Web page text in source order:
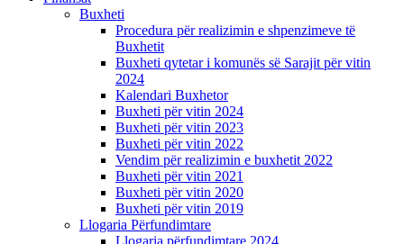
Buxheti
Procedura për realizimin e shpenzimeve të
Buxhetit
Buxheti qytetar i komunës së Sarajit për vitin
2024
Kalendari Buxhetor
Buxheti për vitin 2024
Buxheti për vitin 2023
Buxheti për vitin 2022
Vendim për realizimin e buxhetit 2022
Buxheti për vitin 2021
Buxheti për vitin 2020
Buxheti për vitin 2019
Llogaria Përfundimtare
Llogaria përfundimtare 2024